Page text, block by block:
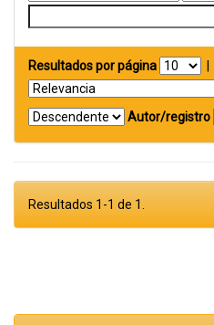
Resultados por página
Autor/registro
Resultados 1-1 de 1.